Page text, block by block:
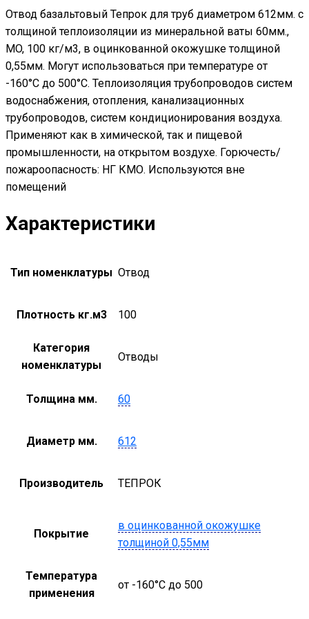
Отвод базальтовый Тепрок для труб диаметром 612мм. с
толщиной теплоизоляции из минеральной ваты 60мм.,
MO, 100 кг/м3, в оцинкованной окожушке толщиной
0,55мм. Могут использоваться при температуре от
-160°С до 500°С. Теплоизоляция трубопроводов систем
водоснабжения, отопления, канализационных
трубопроводов, систем кондиционирования воздуха.
Применяют как в химической, так и пищевой
промышленности, на открытом воздухе. Горючесть/
пожароопасность: НГ КМО. Используются вне
помещений
Характеристики
Тип номенклатуры Отвод
Плотность кг.м3 100
Категория
номенклатуры
Отводы
Толщина мм. 60
Диаметр мм. 612
Производитель ТЕПРОК
Покрытие
в оцинкованной окожушке
толщиной 0,55мм
Температура
применения
от -160°С до 500